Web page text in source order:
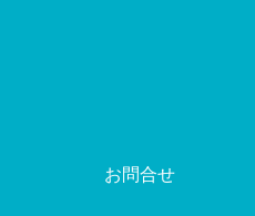
お問合せ